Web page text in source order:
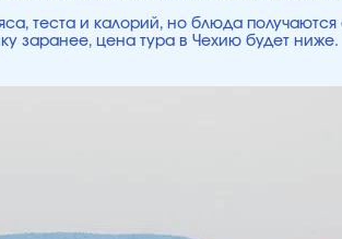
теста и калорий, но блюда
заранее, цена тура в Чехию будет ниже.